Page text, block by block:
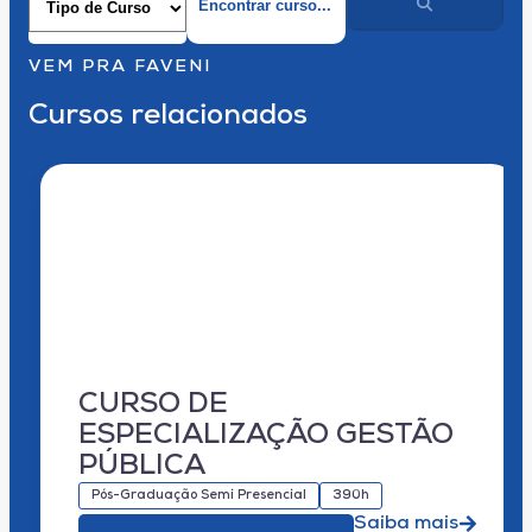
VEM PRA FAVENI
Cursos relacionados
CURSO DE
ESPECIALIZAÇÃO GESTÃO
PÚBLICA
Pós-Graduação Semi Presencial 390h
Saiba mais